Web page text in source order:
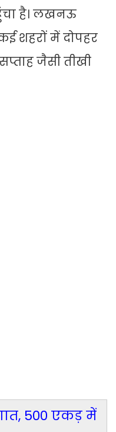
है। लखनऊ
शहरों में दोपहर
जैसी तीखी
500 एकड़ में